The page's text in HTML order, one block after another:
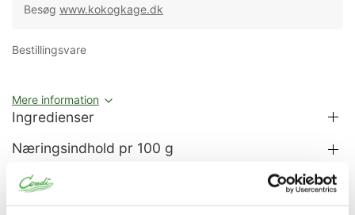
Besøg www.kokogkage.dk
Bestillingsvare
Mere information
Ingredienser
Næringsindhold pr 100 g
Allergener